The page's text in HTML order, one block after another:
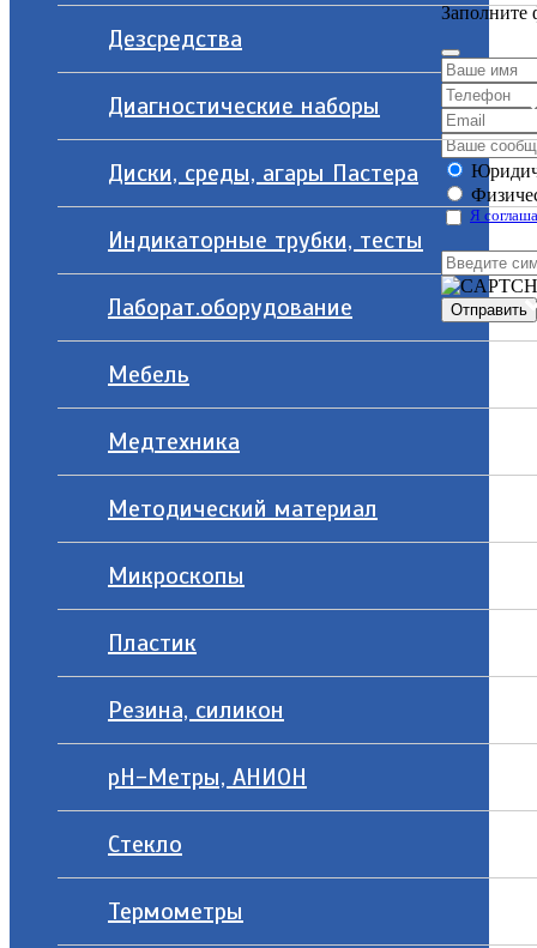
Дезсредства
Диагностические наборы
Диски, среды, агары Пастера
Индикаторные трубки, тесты
Лаборат.оборудование
Мебель
Медтехника
Методический материал
Микроскопы
Пластик
Резина, силикон
рН-Метры, АНИОН
Стекло
Термометры
Заполните
Я